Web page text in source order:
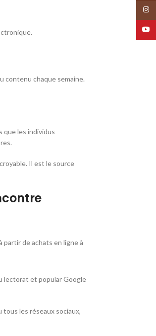
contenu chaque semaine.
les individus
Il est le source
de achats en ligne à
lectorat et popular Google
tous les réseaux sociaux,